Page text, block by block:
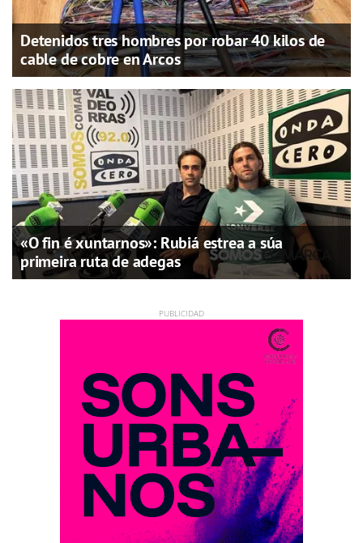
Detenidos tres hombres por robar 40 kilos de
cable de cobre en Arcos
«O fin é xuntarnos»: Rubiá estrea a súa
primeira ruta de adegas